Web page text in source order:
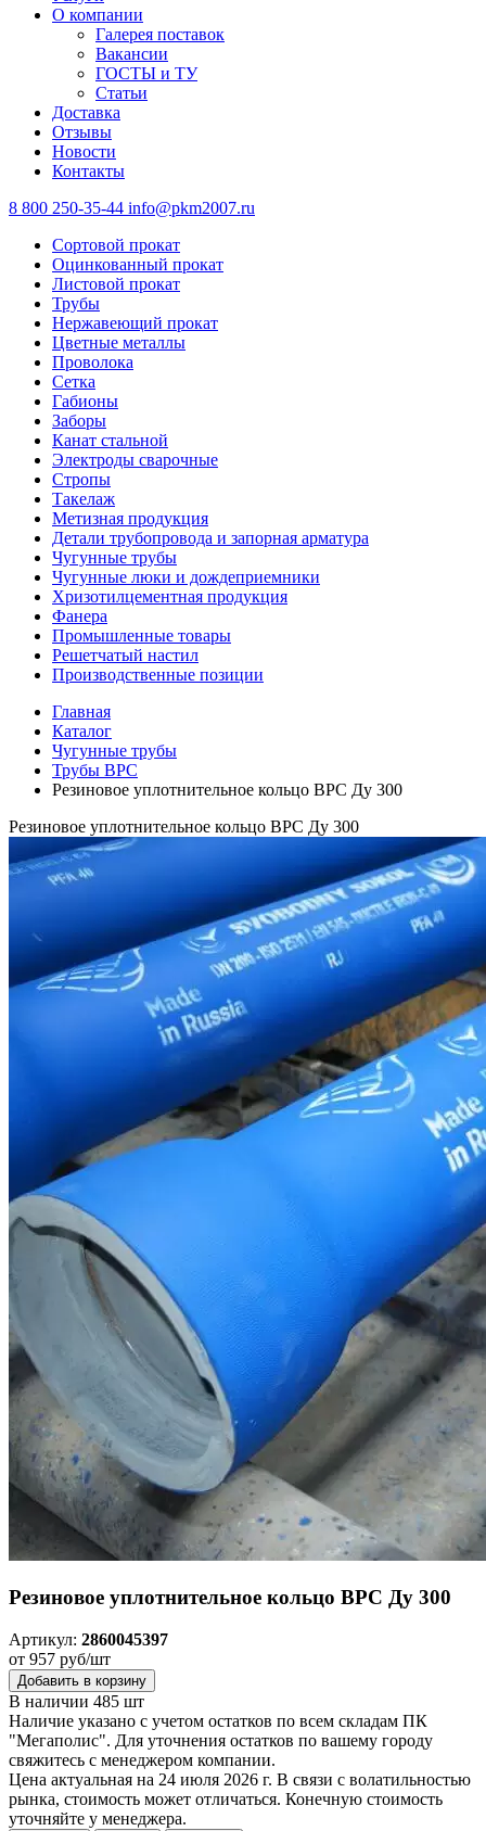
О компании
Галерея поставок
Вакансии
ГОСТЫ и ТУ
Статьи
Доставка
Отзывы
Новости
Контакты
8 800 250-35-44 info@pkm2007.ru
Сортовой прокат
Оцинкованный прокат
Листовой прокат
Трубы
Нержавеющий прокат
Цветные металлы
Проволока
Сетка
Габионы
Заборы
Канат стальной
Электроды сварочные
Стропы
Такелаж
Метизная продукция
Детали трубопровода и запорная арматура
Чугунные трубы
Чугунные люки и дождеприемники
Хризотилцементная продукция
Фанера
Промышленные товары
Решетчатый настил
Производственные позиции
Главная
Каталог
Чугунные трубы
Трубы ВРС
Резиновое уплотнительное кольцо ВРС Ду 300
Резиновое уплотнительное кольцо ВРС Ду 300
Резиновое уплотнительное кольцо ВРС Ду 300
Артикул: 2860045397
от 957 руб/шт
Добавить в корзину
В наличии 485 шт
Наличие указано с учетом остатков по всем складам ПК
"Мегаполис". Для уточнения остатков по вашему городу
свяжитесь с менеджером компании.
Цена актуальная на 24 июля 2026 г. В связи с волатильностью
рынка, стоимость может отличаться. Конечную стоимость
уточняйте у менеджера.